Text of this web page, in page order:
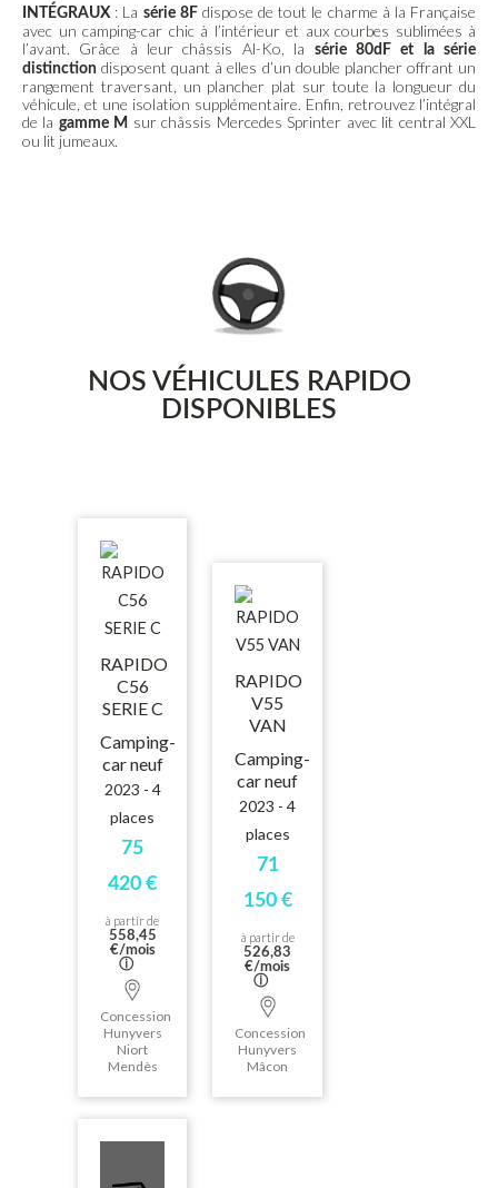
INTÉGRAUX : La série 8F dispose de tout le charme à la Française
avec un camping-car chic à l’intérieur et aux courbes sublimées à
l’avant. Grâce à leur châssis Al-Ko, la
série 80dF et la série
distinction disposent quant à elles d’un double plancher offrant un
rangement traversant, un plancher plat sur toute la longueur du
véhicule, et une isolation supplémentaire. Enfin, retrouvez l’intégral
de la gamme M sur châssis Mercedes Sprinter avec lit central XXL
ou lit jumeaux.
NOS VÉHICULES RAPIDO
DISPONIBLES
RAPIDO
C56
SERIE C
Camping-
car neuf
2023 - 4
places
75
420 €
à partir de
558,45
€/mois
ⓘ
Concession
Hunyvers
Niort
Mendès
RAPIDO
V55
VAN
Camping-
car neuf
2023 - 4
places
71
150 €
à partir de
526,83
€/mois
ⓘ
Concession
Hunyvers
Mâcon